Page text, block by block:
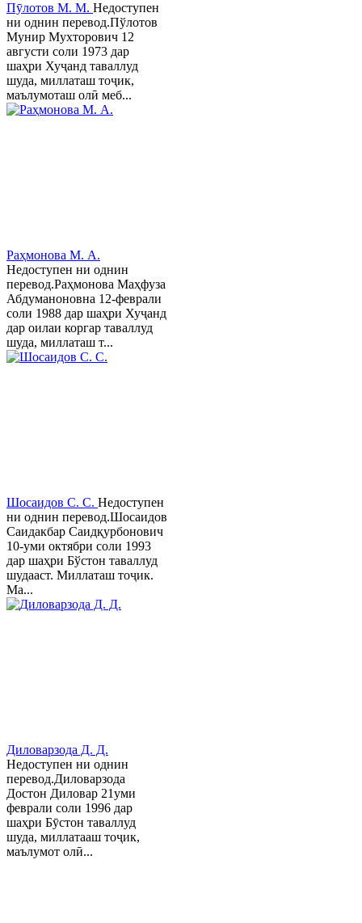
Пӯлотов М. М. Недоступен
ни однин перевод.Пўлотов
Мунир Мухторович 12
августи соли 1973 дар
шаҳри Хуҷанд таваллуд
шуда, миллаташ тоҷик,
маълумоташ олӣ меб...
Раҳмонова М. А.
Недоступен ни однин
перевод.Раҳмонова Маҳфуза
Абдуманоновна 12-феврали
соли 1988 дар шаҳри Хуҷанд
дар оилаи коргар таваллуд
шуда, миллаташ т...
Шосаидов С. С. Недоступен
ни однин перевод.Шосаидов
Саидакбар Саидқурбонович
10-уми октябри соли 1993
дар шаҳри Бўстон таваллуд
шудааст. Миллаташ тоҷик.
Ма...
Диловарзода Д. Д.
Недоступен ни однин
перевод.Диловарзода
Достон Диловар 21уми
феврали соли 1996 дар
шаҳри Бӯстон таваллуд
шуда, миллатааш тоҷик,
маълумот олӣ...